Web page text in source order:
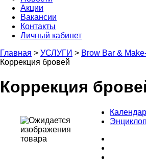
Акции
Вакансии
Контакты
Личный кабинет
Главная > УСЛУГИ > Brow Bar &
Коррекция бровей
Коррекция